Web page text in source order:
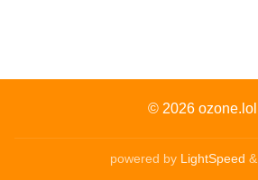
© 2026 ozone.lol
powered by LightSpeed &